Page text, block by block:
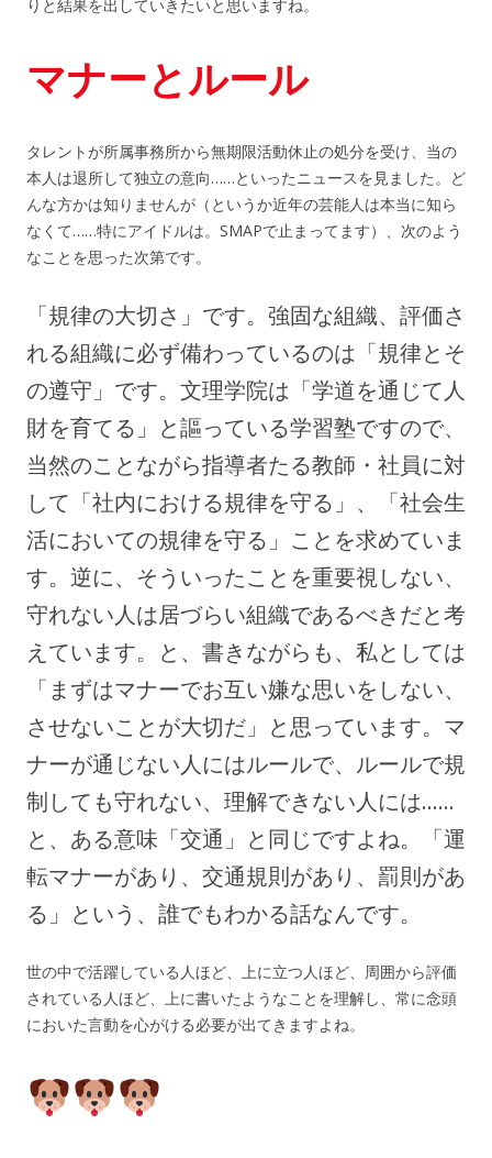
りと結果を出していきたいと思いますね。
マナーとルール
タレントが所属事務所から無期限活動休止の処分を受け、当の
本人は退所して独立の意向……といったニュースを見ました。ど
んな方かは知りませんが（というか近年の芸能人は本当に知ら
なくて……特にアイドルは。SMAPで止まってます）、次のよう
なことを思った次第です。
「規律の大切さ」です。強固な組織、評価さ
れる組織に必ず備わっているのは「規律とそ
の遵守」です。文理学院は「学道を通じて人
財を育てる」と謳っている学習塾ですので、
当然のことながら指導者たる教師・社員に対
して「社内における規律を守る」、「社会生
活においての規律を守る」ことを求めていま
す。逆に、そういったことを重要視しない、
守れない人は居づらい組織であるべきだと考
えています。と、書きながらも、私としては
「まずはマナーでお互い嫌な思いをしない、
させないことが大切だ」と思っています。マ
ナーが通じない人にはルールで、ルールで規
制しても守れない、理解できない人には……
と、ある意味「交通」と同じですよね。「運
転マナーがあり、交通規則があり、罰則があ
る」という、誰でもわかる話なんです。
世の中で活躍している人ほど、上に立つ人ほど、周囲から評価
されている人ほど、上に書いたようなことを理解し、常に念頭
においた言動を心がける必要が出てきますよね。